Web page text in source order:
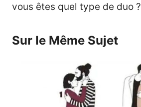
vous êtes quel type de duo ?
Sur le Même Sujet